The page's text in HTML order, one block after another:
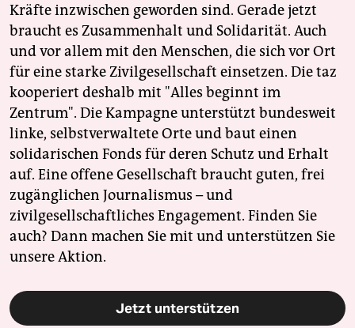
Kräfte inzwischen geworden sind. Gerade jetzt
braucht es Zusammenhalt und Solidarität. Auch
und vor allem mit den Menschen, die sich vor Ort
für eine starke Zivilgesellschaft einsetzen. Die taz
kooperiert deshalb mit "Alles beginnt im
Zentrum". Die Kampagne unterstützt bundesweit
linke, selbstverwaltete Orte und baut einen
solidarischen Fonds für deren Schutz und Erhalt
auf. Eine offene Gesellschaft braucht guten, frei
zugänglichen Journalismus – und
zivilgesellschaftliches Engagement. Finden Sie
auch? Dann machen Sie mit und unterstützen Sie
unsere Aktion.
Jetzt unterstützen